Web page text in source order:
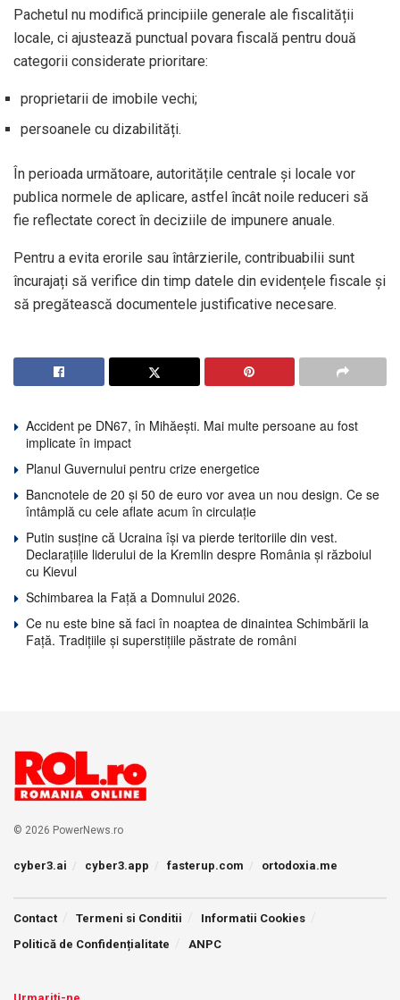
Pachetul nu modifică principiile generale ale fiscalității
locale, ci ajustează punctual povara fiscală pentru două
categorii considerate prioritare:
proprietarii de imobile vechi;
persoanele cu dizabilități.
În perioada următoare, autoritățile centrale și locale vor
publica normele de aplicare, astfel încât noile reduceri să
fie reflectate corect în deciziile de impunere anuale.
Pentru a evita erorile sau întârzierile, contribuabilii sunt
încurajați să verifice din timp datele din evidențele fiscale și
să pregătească documentele justificative necesare.
Accident pe DN67, în Mihăești. Mai multe persoane au fost
implicate în impact
Planul Guvernului pentru crize energetice
Bancnotele de 20 și 50 de euro vor avea un nou design. Ce se
întâmplă cu cele aflate acum în circulație
Putin susține că Ucraina își va pierde teritoriile din vest.
Declarațiile liderului de la Kremlin despre România și războiul
cu Kievul
Schimbarea la Față a Domnului 2026.
Ce nu este bine să faci în noaptea de dinaintea Schimbării la
Față. Tradițiile și superstițiile păstrate de români
© 2026 PowerNews.ro
cyber3.ai cyber3.app fasterup.com ortodoxia.me
Contact Termeni si Conditii
Informatii Cookies
Politică de Confidențialitate
ANPC